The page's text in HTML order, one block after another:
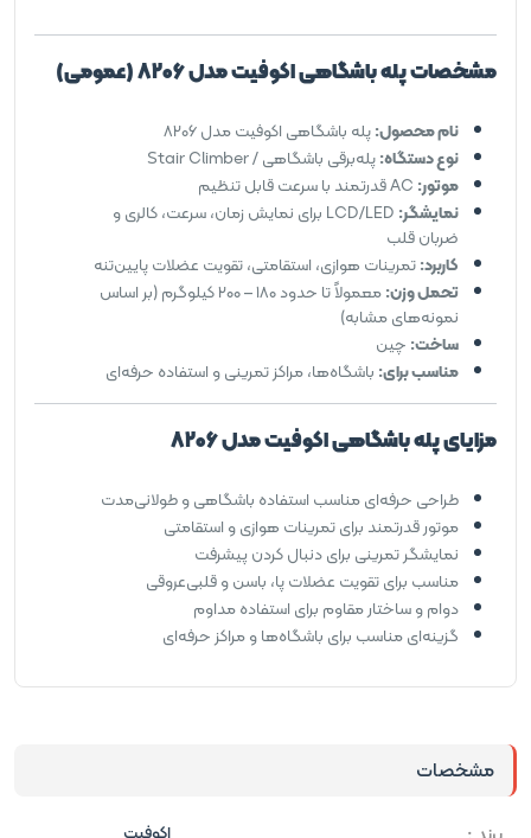
مشخصات پله باشگاهی اکوفیت مدل 8206 (عمومی)
نام محصول:پله باشگاهی اکوفیت مدل 8206
نوع دستگاه:پله‌برقی باشگاهی / Stair Climber
موتور:
نمایشگر:
LCD/LED برای نمایش زمان، سرعت، کالری و
ضربان قلب
کاربرد:تمرینات هوازی، استقامتی، تقویت عضلات پایین‌تنه
تحمل وزن:
معمولاً تا حدود ۱۸۰ – ۲۰۰ کیلوگرم (بر اساس
نمونه‌های مشابه)
ساخت: چین
مناسب برای: باشگاه‌ها، مراکز تمرینی و استفاده حرفه‌ای
مزایای پله باشگاهی اکوفیت مدل 8206
طراحی حرفه‌ای مناسب استفاده باشگاهی و طولانی‌مدت
موتور قدرتمند برای تمرینات هوازی و استقامتی
نمایشگر تمرینی برای دنبال کردن پیشرفت
مناسب برای تقویت عضلات پا، باسن و قلبی‌عروقی
دوام و ساختار مقاوم برای استفاده مداوم
گزینه‌ای مناسب برای باشگاه‌ها و مراکز حرفه‌ای
مشخصات
اکوفیت